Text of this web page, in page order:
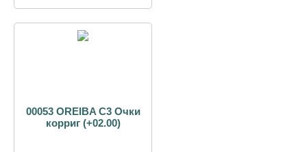
00053 OREIBA С3 Очки
корриг (+02.00)